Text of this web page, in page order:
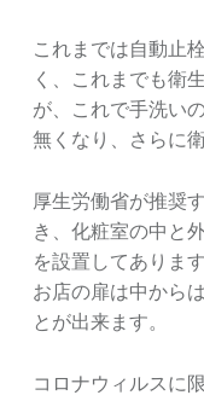
これまでは自動止
く、これまでも衛
が、これで手洗い
無くなり、さらに
厚生労働省が推奨
き、化粧室の中と
を設置してあります
お店の扉は中から
とが出来ます。
コロナウィルスに